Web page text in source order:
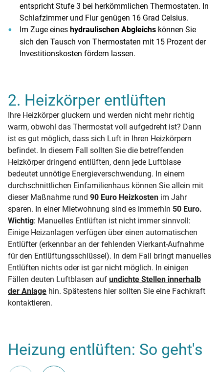
entspricht Stufe 3 bei herkömmlichen Thermostaten. In
Schlafzimmer und Flur genügen 16 Grad Celsius.
Im Zuge eines hydraulischen Abgleichs können Sie
sich den Tausch von Thermostaten mit 15 Prozent der
Investitionskosten fördern lassen.
2. Heizkörper entlüften
Ihre Heizkörper gluckern und werden nicht mehr richtig
warm, obwohl das Thermostat voll aufgedreht ist? Dann
ist es gut möglich, dass sich Luft in Ihren Heizkörpern
befindet. In diesem Fall sollten Sie die betreffenden
Heizkörper dringend entlüften, denn jede Luftblase
bedeutet unnötige Energieverschwendung. In einem
durchschnittlichen Einfamilienhaus können Sie allein mit
dieser Maßnahme rund 90 Euro Heizkosten im Jahr
sparen. In einer Mietwohnung sind es immerhin 50 Euro.
Wichtig: Manuelles Entlüften ist nicht immer sinnvoll:
Einige Heizanlagen verfügen über einen automatischen
Entlüfter (erkennbar an der fehlenden Vierkant-Aufnahme
für den Entlüftungsschlüssel). In dem Fall bringt manuelles
Entlüften nichts oder ist gar nicht möglich. In einigen
Fällen deuten Luftblasen auf undichte Stellen innerhalb
der Anlage hin. Spätestens hier sollten Sie eine Fachkraft
kontaktieren.
Heizung entlüften: So geht's